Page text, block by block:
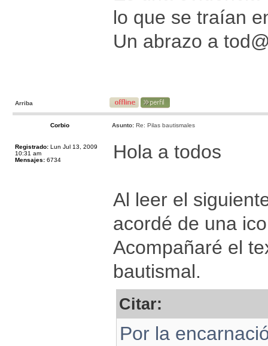
lo que se traían
Un abrazo a
Arriba
Corbio Asunto: Re: Pilas bautismales
Registrado: Lun Jul 13, 2009
10:31 am
Mensajes: 6734 Hola a todos
Al leer el
acordé de una
Acompañaré el
bautismal.
Citar:
Por la